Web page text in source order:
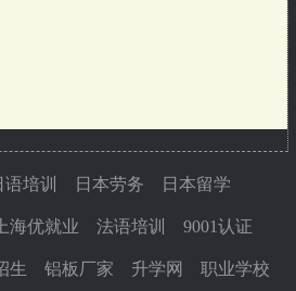
培训 日本劳务 日本留学
上海优就业 法语培训 9001认证
生 铝板厂家 升学网 职业学校